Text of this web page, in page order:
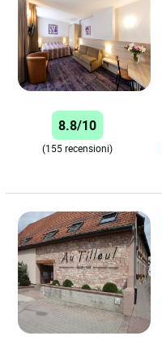
8.8/10
(155 recensioni)